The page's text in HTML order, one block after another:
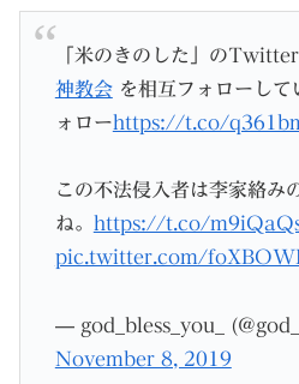
「米のきのした」の
神教会を相互フォローして
ォロー https://t.co/
この不法侵入者は李家絡み
ね。
https://t.co/
pic.twitter.com/
— god_bless_you_
November 8, 2019